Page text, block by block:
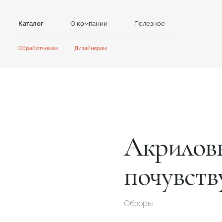
Каталог О компании Полезное
Обработчикам Дизайнерам
Обзоры